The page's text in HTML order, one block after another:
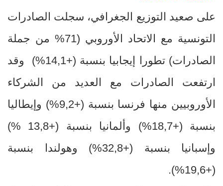
على صعيد التوزيع الجغرافي، سجلت الصادرات
التونسية مع الاتحاد الأوروبي (71
% من جملة
الصادرات) تطورا إيجابيا بنسبة (+14,1
(%
وقد
ارتفعت الصادرات مع العديد من الشركاء
الأوروبيين منها فرنسا بنسبة +)
9,2
(% وإيطاليا
بنسبة +)
18,7
%) وألمانيا بنسبة +)
13,8
(%
وإسبانيا بنسبة +)
32,8
(% وهولندا بنسبة
+)
19,6
(%
.